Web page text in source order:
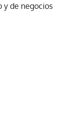
de negocios